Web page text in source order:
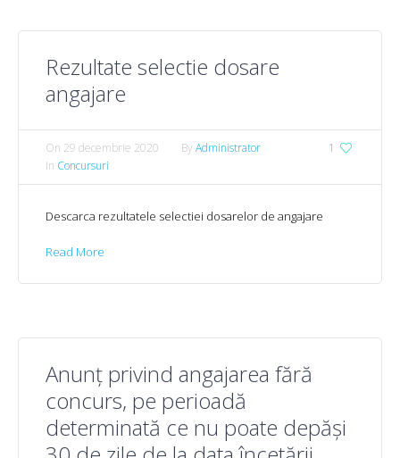
Rezultate selectie dosare
angajare
1
On 29 decembrie 2020 By Administrator
In Concursuri
Descarca rezultatele selectiei dosarelor de angajare
Read More
Anunț privind angajarea fără
concurs, pe perioadă
determinată ce nu poate depăşi